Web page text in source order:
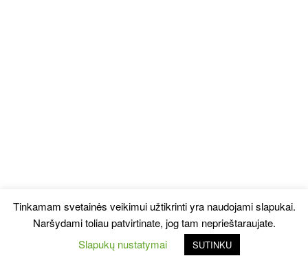
Tinkamam svetainės veikimui užtikrinti yra naudojami slapukai.
Naršydami toliau patvirtinate, jog tam neprieštaraujate.
Slapukų nustatymai
SUTINKU